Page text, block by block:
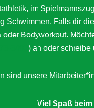
im
Schwimmen. Falls dir
Bodyworkout.
) an oder schreibe
sind unsere
Viel Spaß